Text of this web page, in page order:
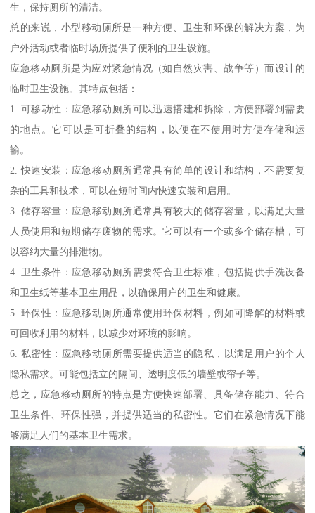
生，保持厕所的清洁。
总的来说，小型移动厕所是一种方便、卫生和环保的解决方案，为
户外活动或者临时场所提供了便利的卫生设施。
应急移动厕所是为应对紧急情况（如自然灾害、战争等）而设计的
临时卫生设施。其特点包括：
1. 可移动性：应急移动厕所可以迅速搭建和拆除，方便部署到需要
的地点。它可以是可折叠的结构，以便在不使用时方便存储和运
输。
2. 快速安装：应急移动厕所通常具有简单的设计和结构，不需要复
杂的工具和技术，可以在短时间内快速安装和启用。
3. 储存容量：应急移动厕所通常具有较大的储存容量，以满足大量
人员使用和短期储存废物的需求。它可以有一个或多个储存槽，可
以容纳大量的排泄物。
4. 卫生条件：应急移动厕所需要符合卫生标准，包括提供手洗设备
和卫生纸等基本卫生用品，以确保用户的卫生和健康。
5. 环保性：应急移动厕所通常使用环保材料，例如可降解的材料或
可回收利用的材料，以减少对环境的影响。
6. 私密性：应急移动厕所需要提供适当的隐私，以满足用户的个人
隐私需求。可能包括立的隔间、透明度低的墙壁或帘子等。
总之，应急移动厕所的特点是方便快速部署、具备储存能力、符合
卫生条件、环保性强，并提供适当的私密性。它们在紧急情况下能
够满足人们的基本卫生需求。